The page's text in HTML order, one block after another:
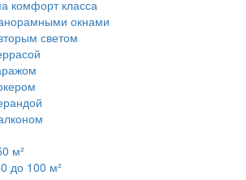
комфорт класса
окнами
светом
м²
до 100 м²